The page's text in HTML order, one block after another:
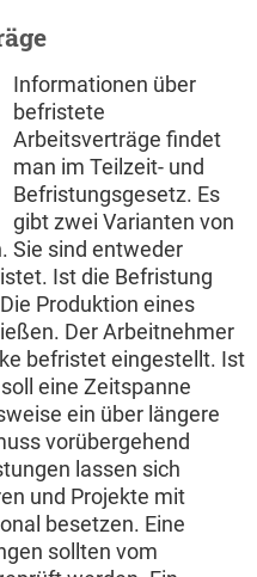
Informationen über
befristete
Arbeitsverträge findet
man im Teilzeit- und
Befristungsgesetz. Es
gibt zwei Varianten von
Sie sind entweder
Ist die Befristung
Produktion eines
Der Arbeitnehmer
befristet eingestellt. Ist
eine Zeitspanne
ein über längere
vorübergehend
lassen sich
und Projekte mit
besetzen. Eine
sollten vom